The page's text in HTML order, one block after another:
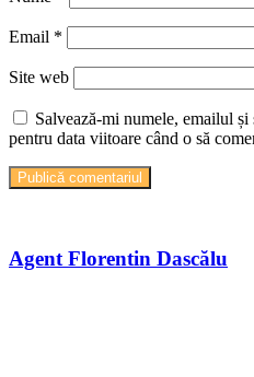
Email *
Site web
Salvează-mi numele, emailul
pentru data viitoare când o să
Agent Florentin Dascălu